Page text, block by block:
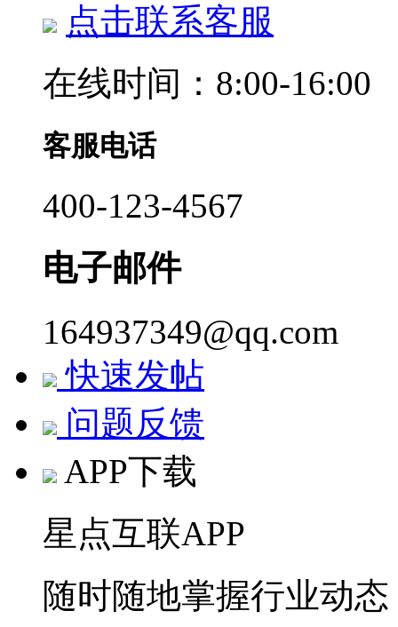
点击联系客服
在线时间：8:00-16:00
客服电话
400-123-4567
电子邮件
164937349@qq.com
快速发帖
问题反馈
APP下载
星点互联APP
随时随地掌握行业动态